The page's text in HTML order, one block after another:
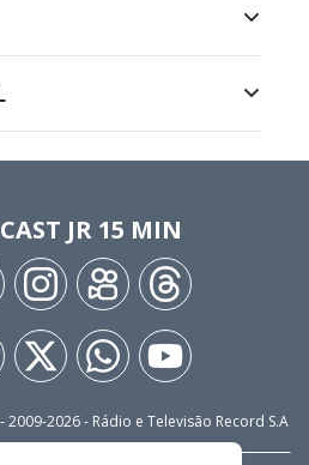
JR 15 MIN
2009-2026- Rádio e Televisão Record S.A